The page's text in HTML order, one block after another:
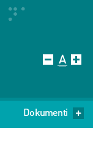
Dokumenti